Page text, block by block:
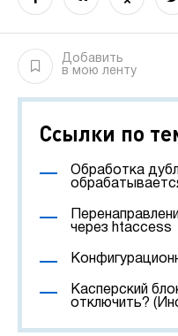
Добавить
в мою ленту
Ссылки по
Обработка
через htaccess
Касперский
отключить?